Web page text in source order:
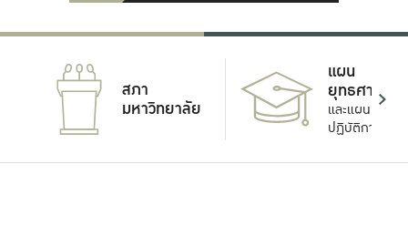
สภา
มหาวิทยาลัย
แผน
ยุทธศาสตร์
และแผน
ปฏิบัติการ